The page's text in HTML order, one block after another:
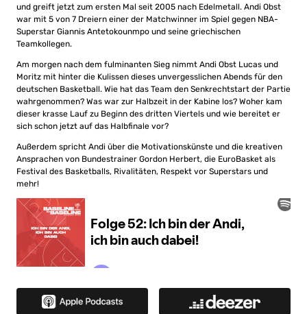
und greift jetzt zum ersten Mal seit 2005 nach Edelmetall. Andi Obst
war mit 5 von 7 Dreiern einer der Matchwinner im Spiel gegen NBA-
Superstar Giannis Antetokounmpo und seine griechischen
Teamkollegen.
Am morgen nach dem fulminanten Sieg nimmt Andi Obst Lucas und
Moritz mit hinter die Kulissen dieses unvergesslichen Abends für den
deutschen Basketball. Wie hat das Team den Senkrechtstart der Partie
wahrgenommen? Was war zur Halbzeit in der Kabine los? Woher kam
dieser krasse Lauf zu Beginn des dritten Viertels und wie bereitet er
sich schon jetzt auf das Halbfinale vor?
Außerdem spricht Andi über die Motivationskünste und die kreativen
Ansprachen von Bundestrainer Gordon Herbert, die EuroBasket als
Festival des Basketballs, Rivalitäten, Respekt vor Superstars und
mehr!